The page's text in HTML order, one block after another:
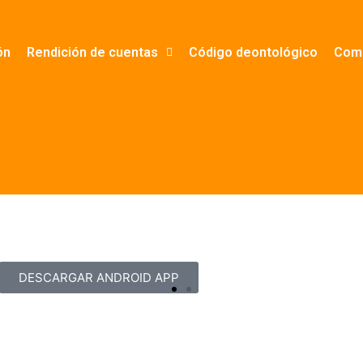
Rendición de cuentas Código deontológico
DESCARGAR ANDROID APP